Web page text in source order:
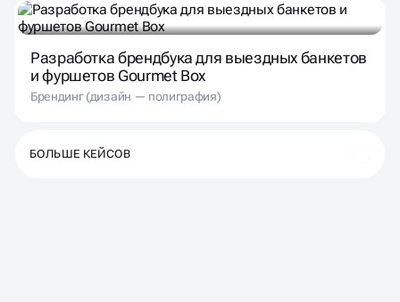
Разработка брендбука для выездных банкетов
и фуршетов Gourmet Box
Брендинг (дизайн — полиграфия)
БОЛЬШЕ КЕЙСОВ